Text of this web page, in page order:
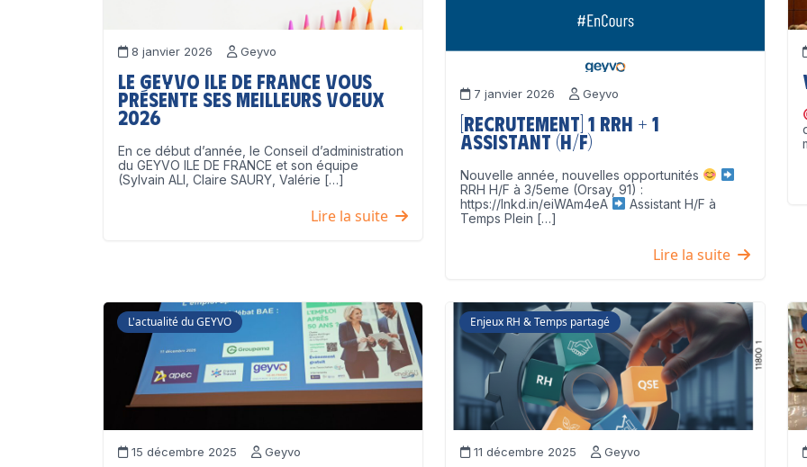
8 janvier 2026 Geyvo
Le GEYVO Ile de France vous
présente ses meilleurs voeux
2026
En ce début d’année, le Conseil d’administration
du GEYVO ILE DE FRANCE et son équipe
(Sylvain ALI, Claire SAURY, Valérie […]
Lire la suite
7 janvier 2026 Geyvo
[Recrutement] 1 RRH + 1
Assistant (H/F)
Nouvelle année, nouvelles opportunités
RRH H/F à 3/5eme (Orsay, 91) :
https://lnkd.in/eiWAm4eA
Assistant H/F à
Temps Plein […]
Lire la suite
L'actualité du GEYVO
15 décembre 2025 Geyvo
Enjeux RH & Temps partagé
11 décembre 2025 Geyvo